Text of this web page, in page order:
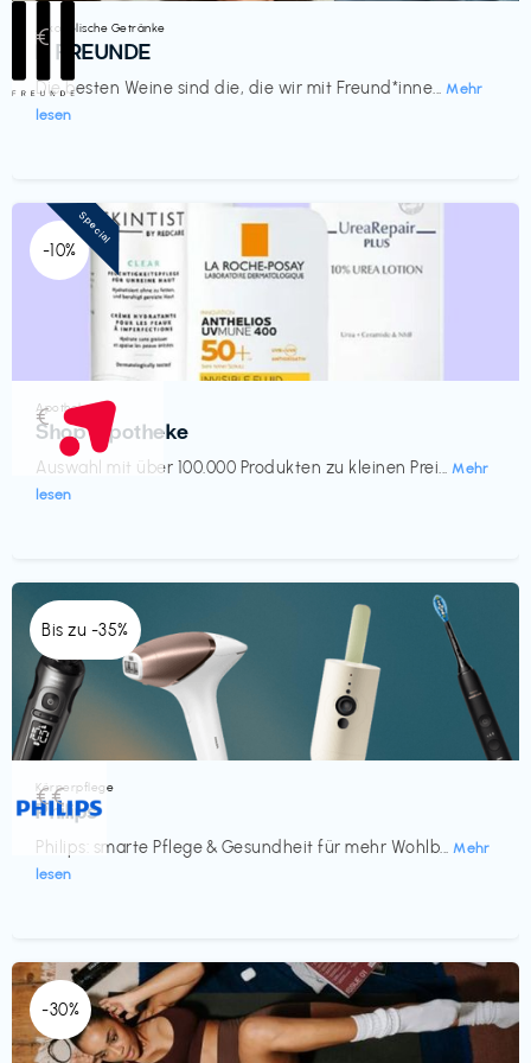
Alkoholische Getränke
III FREUNDE
Die besten Weine sind die, die wir mit Freund*inne... Mehr
lesen
€‎
-10%
Apotheke
Shop Apotheke
Auswahl mit über 100.000 Produkten zu kleinen Prei... Mehr
lesen
€‎
Special
Bis zu -35%
Körperpflege
Philips
Philips: smarte Pflege & Gesundheit für mehr Wohlb... Mehr
lesen
€€‎
-30%